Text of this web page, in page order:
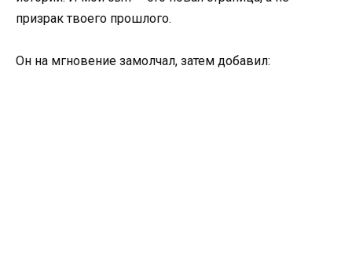
призрак твоего прошлого.
Он на мгновение замолчал, затем добавил: